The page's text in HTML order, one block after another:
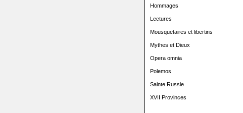
Hommages
Lectures
Mousquetaires et libertins
Mythes et Dieux
Opera omnia
Polemos
Sainte Russie
XVII Provinces